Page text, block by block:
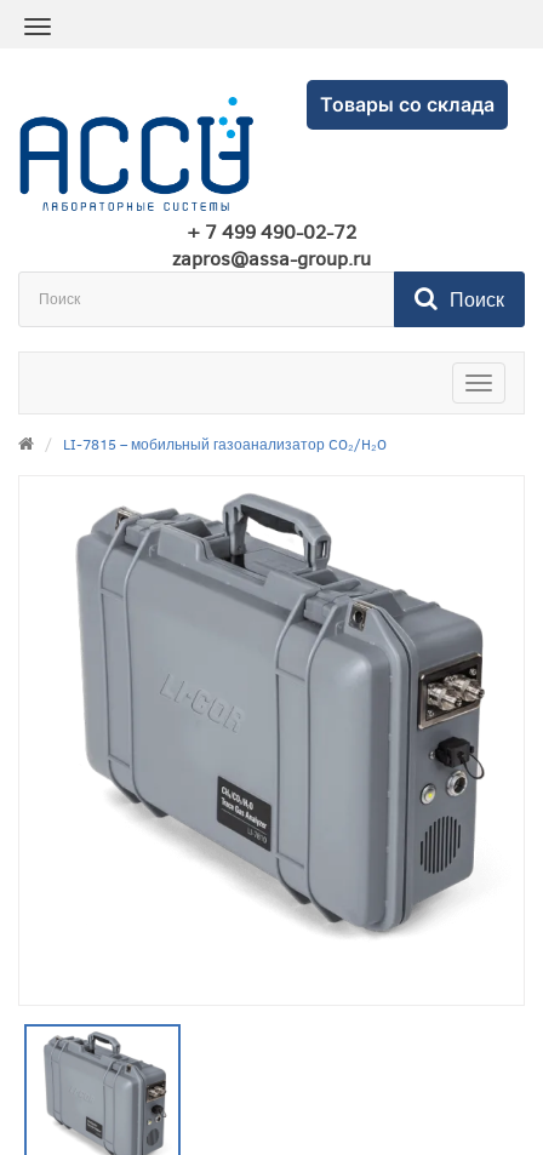
Товары со склада
+ 7 499 490-02-72
zapros@assa-group.ru
Поиск
Toggle
LI-7815 – мобильный газоанализатор CO₂/H₂O